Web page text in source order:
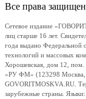
Все права
Сетевое издание
лиц старше 16 лет.
года выдано Федеральной
технологий и массовых
Хорошевская, дом 12, пом.
«РУ ФМ» (123298 Москва,
GOVORITMOSKVA.RU.
зарубежные страны.